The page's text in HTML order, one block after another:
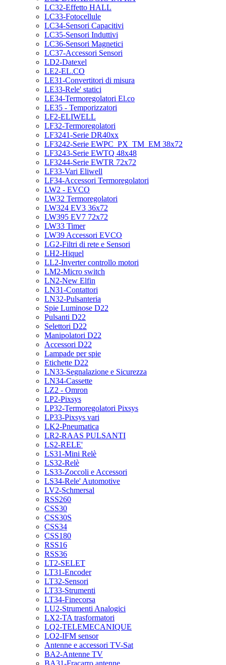
LC32-Effetto HALL
LC33-Fotocellule
LC34-Sensori Capacitivi
LC35-Sensori Induttivi
LC36-Sensori Magnetici
LC37-Accessori Sensori
LD2-Datexel
LE2-EL.CO
LE31-Convertitori di misura
LE33-Rele' statici
LE34-Termoregolatori El.co
LE35 - Temporizzatori
LF2-ELIWELL
LF32-Termoregolatori
LF3241-Serie DR40xx
LF3242-Serie EWPC_PX_TM_EM 38x72
LF3243-Serie EWTQ 48x48
LF3244-Serie EWTR 72x72
LF33-Vari Eliwell
LF34-Accessori Termoregolatori
LW2 - EVCO
LW32 Termoregolatori
LW324 EV3 36x72
LW395 EV7 72x72
LW33 Timer
LW39 Accessori EVCO
LG2-Filtri di rete e Sensori
LH2-Hiquel
LL2-Inverter controllo motori
LM2-Micro switch
LN2-New Elfin
LN31-Contattori
LN32-Pulsanteria
Spie Luminose D22
Pulsanti D22
Selettori D22
Manipolatori D22
Accessori D22
Lampade per spie
Etichette D22
LN33-Segnalazione e Sicurezza
LN34-Cassette
LZ2 - Omron
LP2-Pixsys
LP32-Termoregolatori Pixsys
LP33-Pixsys vari
LK2-Pneumatica
LR2-RAAS PULSANTI
LS2-RELE'
LS31-Mini Relè
LS32-Relè
LS33-Zoccoli e Accessori
LS34-Rele' Automotive
LV2-Schmersal
RSS260
CSS30
CSS30S
CSS34
CSS180
RSS16
RSS36
LT2-SELET
LT31-Encoder
LT32-Sensori
LT33-Strumenti
LT34-Finecorsa
LU2-Strumenti Analogici
LX2-TA trasformatori
LQ2-TELEMECANIQUE
LO2-IFM sensor
Antenne e accessori TV-Sat
BA2-Antenne TV
BA31-Fracarro antenne